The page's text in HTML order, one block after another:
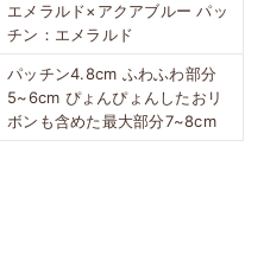
エメラルド×アクアブルー パッ
チン：エメラルド
パッチン4.8cm ふわふわ部分
5~6cm ぴょんぴょんしたおリ
ボンも含めた最大部分7~8cm